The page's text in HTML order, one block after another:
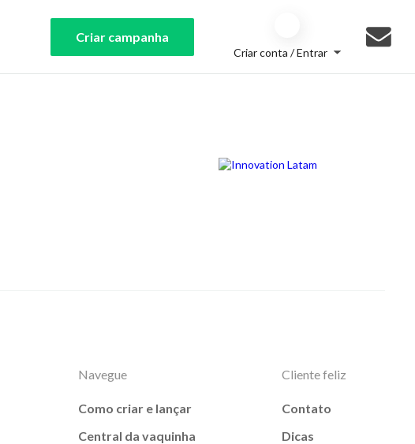
Criar campanha
Criar conta / Entrar
Navegue
Como criar e lançar
Central da vaquinha
Cliente feliz
Contato
Dicas